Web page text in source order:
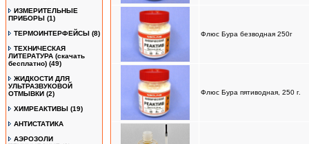
ИЗМЕРИТЕЛЬНЫЕ
ПРИБОРЫ (1)
ТЕРМОИНТЕРФЕЙСЫ (8)
ТЕХНИЧЕСКАЯ
ЛИТЕРАТУРА (скачать
бесплатно) (49)
ЖИДКОСТИ ДЛЯ
УЛЬТРАЗВУКОВОЙ
ОТМЫВКИ (2)
ХИМРЕАКТИВЫ (19)
АНТИСТАТИКА
АЭРОЗОЛИ
Флюс Бура безводная 250г
Флюс Бура пятиводная, 250 г.